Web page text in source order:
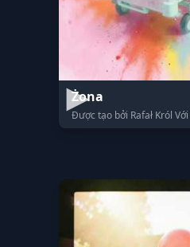
Żona
Được tạo bởi Rafał Król Với